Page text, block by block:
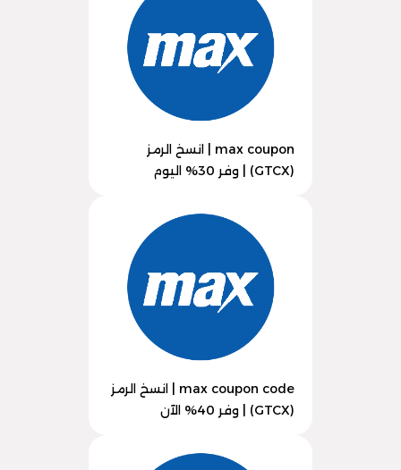
max coupon | انسخ الرمز
(GTCX) | وفر 30% اليوم
max coupon code | انسخ الرمز
(GTCX) | وفر 40% الآن